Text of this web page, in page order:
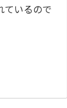
ているので